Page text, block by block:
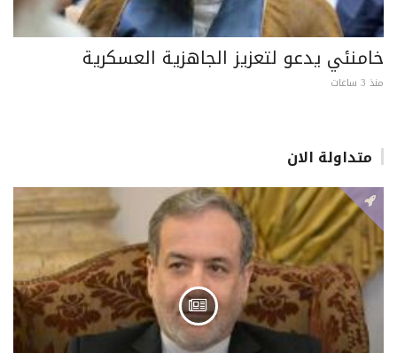
خامنئي يدعو لتعزيز الجاهزية العسكرية
منذ 3 ساعات
متداولة الان